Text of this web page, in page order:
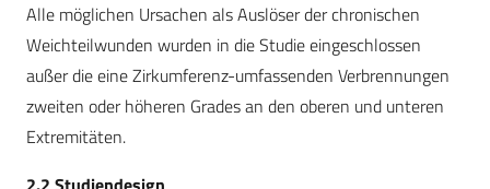
Alle möglichen Ursachen als Auslöser der chronischen
Weichteilwunden wurden in die Studie eingeschlossen
außer die eine Zirkumferenz-umfassenden Verbrennungen
zweiten oder höheren Grades an den oberen und unteren
Extremitäten.